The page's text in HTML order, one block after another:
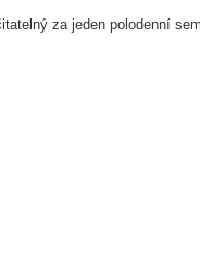
za jeden polodenní